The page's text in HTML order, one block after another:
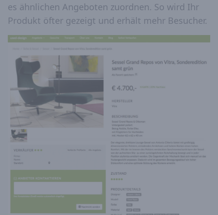
es ähnlichen Angeboten zuordnen. So wird Ihr
Produkt öfter gezeigt und erhält mehr Besucher.